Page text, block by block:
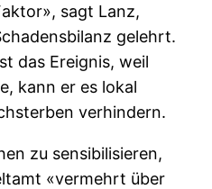
sagt Lanz,
gelehrt.
das Ereignis, weil
kann er es lokal
verhindern.
zu sensibilisieren,
«vermehrt über